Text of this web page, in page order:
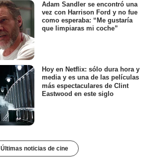
Adam Sandler se encontró una
vez con Harrison Ford y no fue
como esperaba: “Me gustaría
que limpiaras mi coche”
Hoy en Netflix: sólo dura hora y
media y es una de las películas
más espectaculares de Clint
Eastwood en este siglo
Últimas noticias de cine